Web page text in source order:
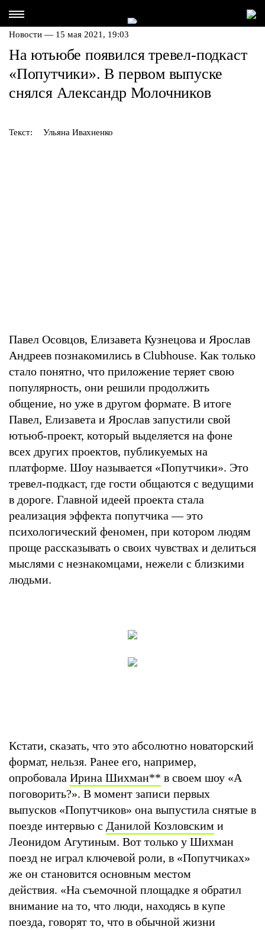
Новости — 15 мая 2021, 19:03
На ютьюбе появился тревел-подкаст
«Попутчики». В первом выпуске
снялся Александр Молочников
Текст: Ульяна Ивахненко
Павел Осовцов, Елизавета Кузнецова и Ярослав
Андреев познакомились в Clubhouse. Как только
стало понятно, что приложение теряет свою
популярность, они решили продолжить
общение, но уже в другом формате. В итоге
Павел, Елизавета и Ярослав запустили свой
ютьюб-проект, который выделяется на фоне
всех других проектов, публикуемых на
платформе. Шоу называется «Попутчики». Это
тревел-подкаст, где гости общаются с ведущими
в дороге. Главной идеей проекта стала
реализация эффекта попутчика — это
психологический феномен, при котором людям
проще рассказывать о своих чувствах и делиться
мыслями с незнакомцами, нежели с близкими
людьми.
Кстати, сказать, что это абсолютно новаторский
формат, нельзя. Ранее его, например,
опробовала Ирина Шихман** в своем шоу «‎А
поговорить?»‎. В момент записи первых
выпусков «Попутчиков» она выпустила снятые в
поезде интервью с Данилой Козловским и
Леонидом Агутиным. Вот только у Шихман
поезд не играл ключевой роли, в «Попутчиках»
же он становится основным местом
действия. «На съемочной площадке я обратил
внимание на то, что люди, находясь в купе
поезда, говорят то, что в обычной жизни